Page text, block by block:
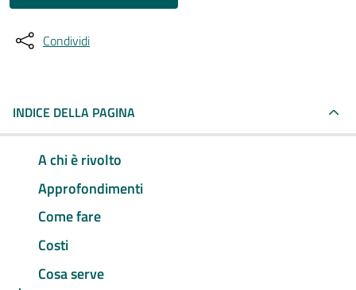
Condividi
INDICE DELLA PAGINA
A chi è rivolto
Approfondimenti
Come fare
Costi
Cosa serve